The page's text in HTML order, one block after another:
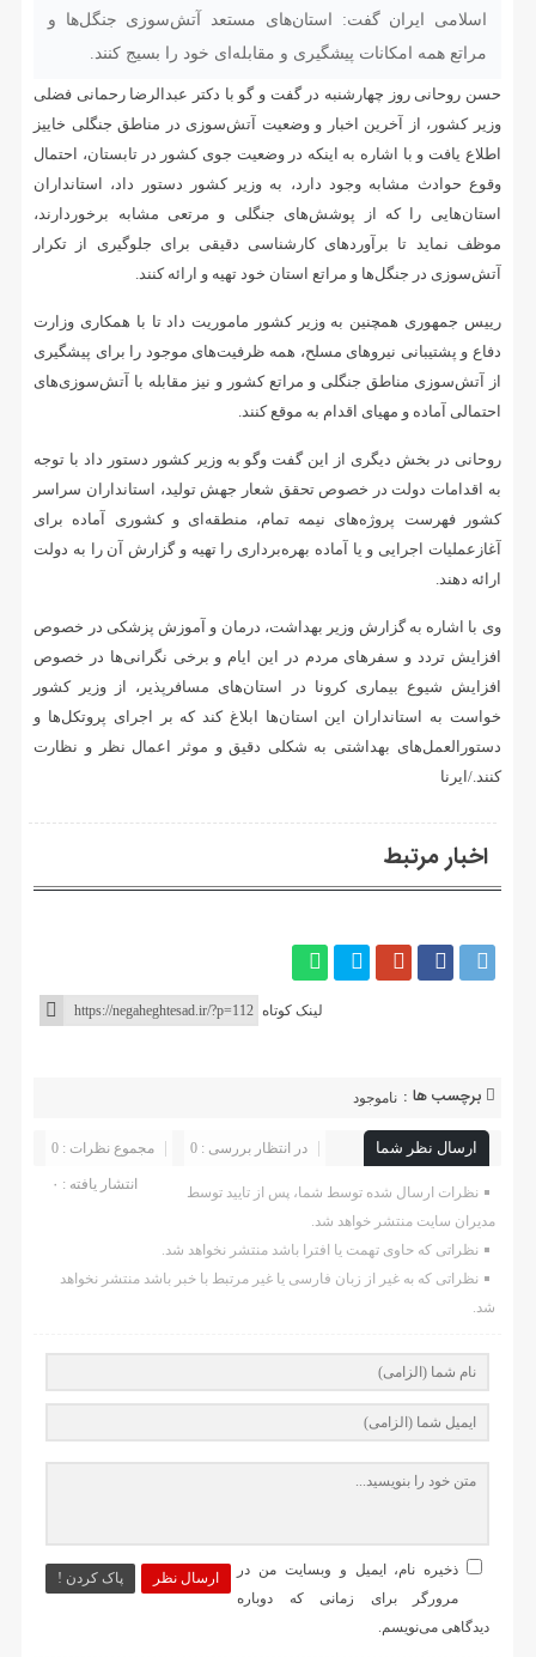
اسلامی ایران گفت: استان‌های مستعد آتش‌سوزی جنگل‌ها و
مراتع همه امکانات پیشگیری و مقابله‌ای خود را بسیج کنند.
حسن روحانی روز چهارشنبه در گفت و گو با دکتر عبدالرضا رحمانی فضلی
وزیر کشور، از آخرین اخبار و وضعیت آتش‌سوزی در مناطق جنگلی خاییز
اطلاع یافت و با اشاره به اینکه در وضعیت جوی کشور در تابستان، احتمال
وقوع حوادث مشابه وجود دارد، به وزیر کشور دستور داد، استانداران
استان‌هایی را که از پوشش‌های جنگلی و مرتعی مشابه برخوردارند،
موظف نماید تا برآوردهای کارشناسی دقیقی برای جلوگیری از تکرار
آتش‌سوزی در جنگل‌ها و مراتع استان خود تهیه و ارائه کنند.
رییس جمهوری همچنین به وزیر کشور ماموریت داد تا با همکاری وزارت
دفاع و پشتیبانی نیروهای مسلح، همه ظرفیت‌های موجود را برای پیشگیری
از آتش‌سوزی مناطق جنگلی و مراتع کشور و نیز مقابله با آتش‌سوزی‌های
احتمالی آماده و مهیای اقدام به موقع کنند.
روحانی در بخش دیگری از این گفت وگو به وزیر کشور دستور داد با توجه
به اقدامات دولت در خصوص تحقق شعار جهش تولید، استانداران سراسر
کشور فهرست پروژه‌های نیمه تمام، منطقه‌ای و کشوری آماده برای
آغازعملیات اجرایی و یا آماده بهره‌برداری را تهیه و گزارش آن را به دولت
ارائه دهند.
وی با اشاره به گزارش وزیر بهداشت، درمان و آموزش پزشکی در خصوص
افزایش تردد و سفرهای مردم در این ایام و برخی نگرانی‌ها در خصوص
افزایش شیوع بیماری کرونا در استان‌های مسافرپذیر، از وزیر کشور
خواست به استانداران این استان‌ها ابلاغ کند که بر اجرای پروتکل‌ها و
دستورالعمل‌های بهداشتی به شکلی دقیق و موثر اعمال نظر و نظارت
کنند./ایرنا
اخبار مرتبط
لینک کوتاه
برچسب ها : ناموجود
ارسال نظر شما مجموع نظرات : 0 در انتظار بررسی : 0
انتشار یافته : ۰
نظرات ارسال شده توسط شما، پس از تایید توسط
مدیران سایت منتشر خواهد شد.
نظراتی که حاوی تهمت یا افترا باشد منتشر نخواهد شد.
نظراتی که به غیر از زبان فارسی یا غیر مرتبط با خبر باشد منتشر نخواهد
شد.
ارسال نظر پاک کردن !
ذخیره نام، ایمیل و وبسایت من در
مرورگر برای زمانی که دوباره
دیدگاهی می‌نویسم.